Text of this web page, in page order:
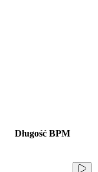
Długość BPM